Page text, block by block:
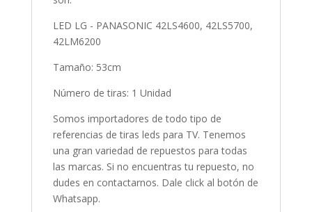
LED LG - PANASONIC 42LS4600, 42LS5700,
42LM6200
Tamaño: 53cm
Número de tiras: 1 Unidad
Somos importadores de todo tipo de
referencias de tiras leds para TV. Tenemos
una gran variedad de repuestos para todas
las marcas. Si no encuentras tu repuesto, no
dudes en contactarnos. Dale click al botón de
Whatsapp.